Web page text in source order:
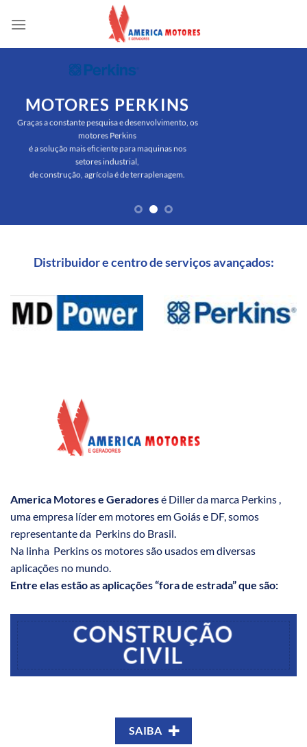
MOTORES PERKINS
Graças a constante pesquisa e desenvolvimento, os
motores Perkins
é a solução mais eficiente para maquinas nos
setores industrial,
de construção, agrícola é de terraplenagem.
Distribuidor e centro de serviços avançados:
America Motores e Geradoresé Diller da marca Perkins ,
uma empresa líder em motores em Goiás e DF, somos
representante da Perkins do Brasil.
Na linha Perkins os motores são usados em diversas
aplicações no mundo.
Entre elas estão as aplicações “fora de estrada” que são:
CONSTRUÇÃO
CIVIL
SAIBA